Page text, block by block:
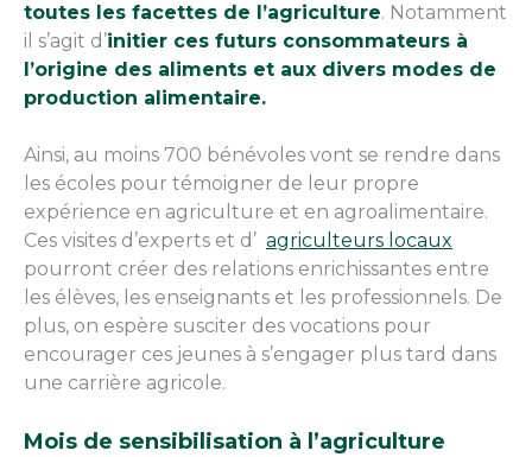
toutes les facettes de l’agriculture. Notamment
il s’agit d’initier ces futurs consommateurs à
l’origine des aliments et aux divers modes de
production alimentaire.
Ainsi, au moins 700 bénévoles vont se rendre dans
les écoles pour témoigner de leur propre
expérience en agriculture et en agroalimentaire.
Ces visites d’experts et d’ agriculteurs locaux
pourront créer des relations enrichissantes entre
les élèves, les enseignants et les professionnels. De
plus, on espère susciter des vocations pour
encourager ces jeunes à s’engager plus tard dans
une carrière agricole.
Mois de sensibilisation à l’agriculture